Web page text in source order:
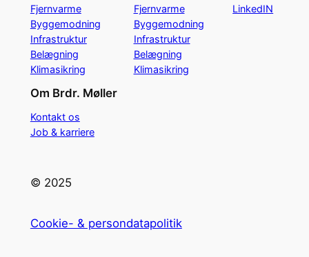
Fjernvarme
Byggemodning
Infrastruktur
Belægning
Klimasikring
Fjernvarme
Byggemodning
Infrastruktur
Belægning
Klimasikring
LinkedIN
Om Brdr. Møller
Kontakt os
Job & karriere
© 2025
Cookie- & persondatapolitik